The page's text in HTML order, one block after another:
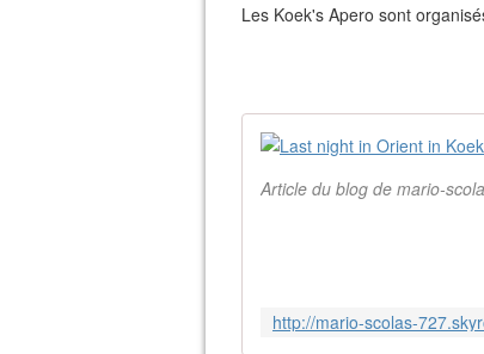
Les Koek's Apero sont
Article du blog de mario-